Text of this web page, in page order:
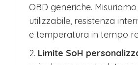
OBD generiche.
utilizzabile, resistenza
e temperatura in tempo
2. Limite SoH